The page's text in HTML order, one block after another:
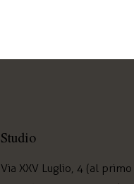
Studio
Via XXV Luglio, 4 (al